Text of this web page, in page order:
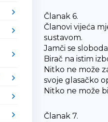
Članak 6.
Članovi vijeća
sustavom.
Jamči se
Birač na istim
Nitko ne može
svoje glasačko
Nitko ne može
Članak 7.